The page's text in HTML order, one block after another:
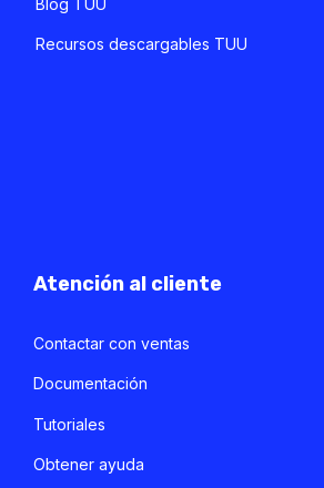
Recursos descargables TUU
Atención al cliente
Contactar con ventas
Documentación
Tutoriales
Obtener ayuda